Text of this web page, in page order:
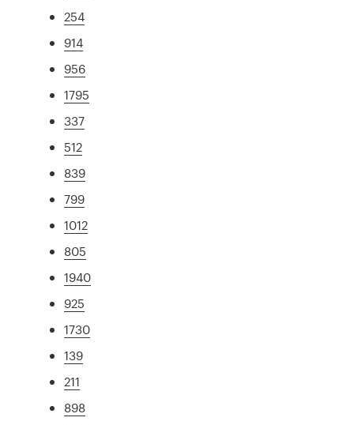
254
914
956
1795
337
512
839
799
1012
805
1940
925
1730
139
211
898